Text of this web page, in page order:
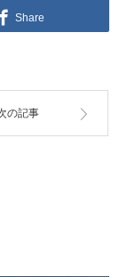
Share
の記事